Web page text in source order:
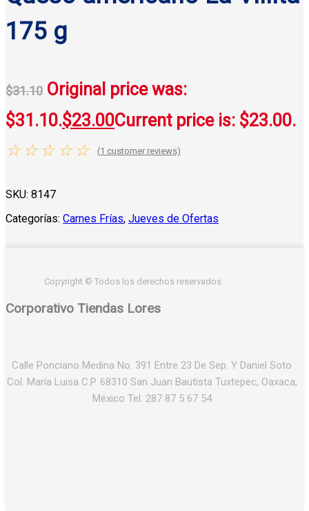
175 g
$31.10 Original price was:
$31.10.$23.00Current price is: $23.00.
☆ ☆ ☆ ☆ ☆ (1 customer reviews)
SKU: 8147
Categorías: Carnes Frías, Jueves de Ofertas
Copyright © Todos los derechos reservados
Corporativo Tiendas Lores
Calle Ponciano Medina No. 391 Entre 23 De Sep. Y Daniel Soto
Col. María Luisa C.P. 68310 San Juan Bautista Tuxtepec, Oaxaca,
México Tel. 287 87 5 67 54